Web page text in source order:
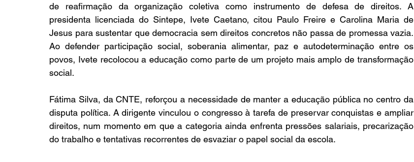
de reafirmação da organização coletiva como instrumento de defesa de direitos. A
presidenta licenciada do Sintepe, Ivete Caetano, citou Paulo Freire e Carolina Maria de
Jesus para sustentar que democracia sem direitos concretos não passa de promessa vazia.
Ao defender participação social, soberania alimentar, paz e autodeterminação entre os
povos, Ivete recolocou a educação como parte de um projeto mais amplo de transformação
social.
Fátima Silva, da CNTE, reforçou a necessidade de manter a educação pública no centro da
disputa política. A dirigente vinculou o congresso à tarefa de preservar conquistas e ampliar
direitos, num momento em que a categoria ainda enfrenta pressões salariais, precarização
do trabalho e tentativas recorrentes de esvaziar o papel social da escola.